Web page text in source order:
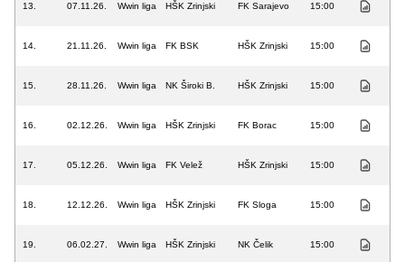
13. 07.11.26. Wwin liga HŠK Zrinjski FK Sarajevo 15:00
14. 21.11.26. Wwin liga FK BSK HŠK Zrinjski 15:00
15. 28.11.26. Wwin liga NK Široki B. HŠK Zrinjski 15:00
16. 02.12.26. Wwin liga HŠK Zrinjski FK Borac 15:00
17. 05.12.26. Wwin liga FK Velež HŠK Zrinjski 15:00
18. 12.12.26. Wwin liga HŠK Zrinjski FK Sloga 15:00
19. 06.02.27. Wwin liga HŠK Zrinjski NK Čelik 15:00